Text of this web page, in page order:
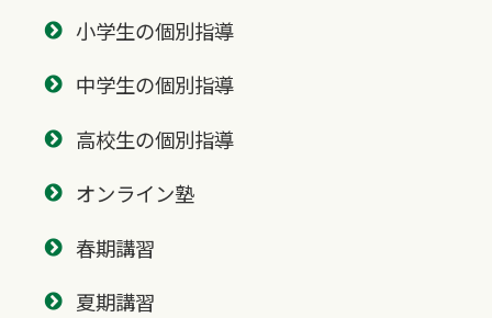
小学生の個別指導
中学生の個別指導
高校生の個別指導
オンライン塾
春期講習
夏期講習